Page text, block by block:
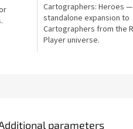
Cartographers: Heroes —
standalone expansion to
Cartographers from the
Player universe.
parameters